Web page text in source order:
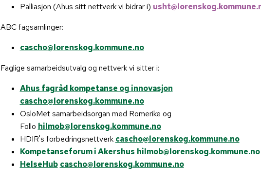
Palliasjon (Ahus sitt nettverk vi bidrar i)
ABC fagsamlinger:
cascho@lorenskog.kommune.no
Faglige samarbeidsutvalg og nettverk vi sitter i:
Ahus fagråd kompetanse og innovasjon
cascho@lorenskog.kommune.no
OsloMet samarbeidsorgan med Romerike og
Follo hilmob@lorenskog.kommune.no
HDIR's forbedringsnettverk cascho@lorenskog.kommune.no
Kompetanseforum i Akershus hilmob@lorenskog.kommune.no
HelseHub cascho@lorenskog.kommune.no